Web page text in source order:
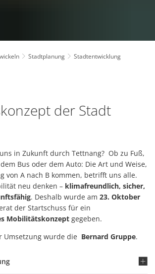
Stadtplanung
Stadtentwicklung
der Stadt
in Zukunft durch Tettnang? Ob zu Fuß,
Bus oder dem Auto: Die Art und Weise,
von A nach B kommen, betrifft uns alle.
neu denken – klimafreundlich, sicher,
. Deshalb wurde am 23. Oktober
der Startschuss für ein
Mobilitätskonzept gegeben.
Umsetzung wurde die Bernard Gruppe.